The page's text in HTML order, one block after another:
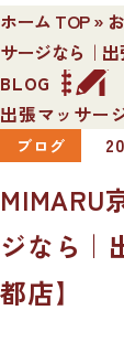
ホーム TOP»
サージなら｜出
BLOG
出張マッサー
ブログ
MIMARU
ジなら｜
都店】